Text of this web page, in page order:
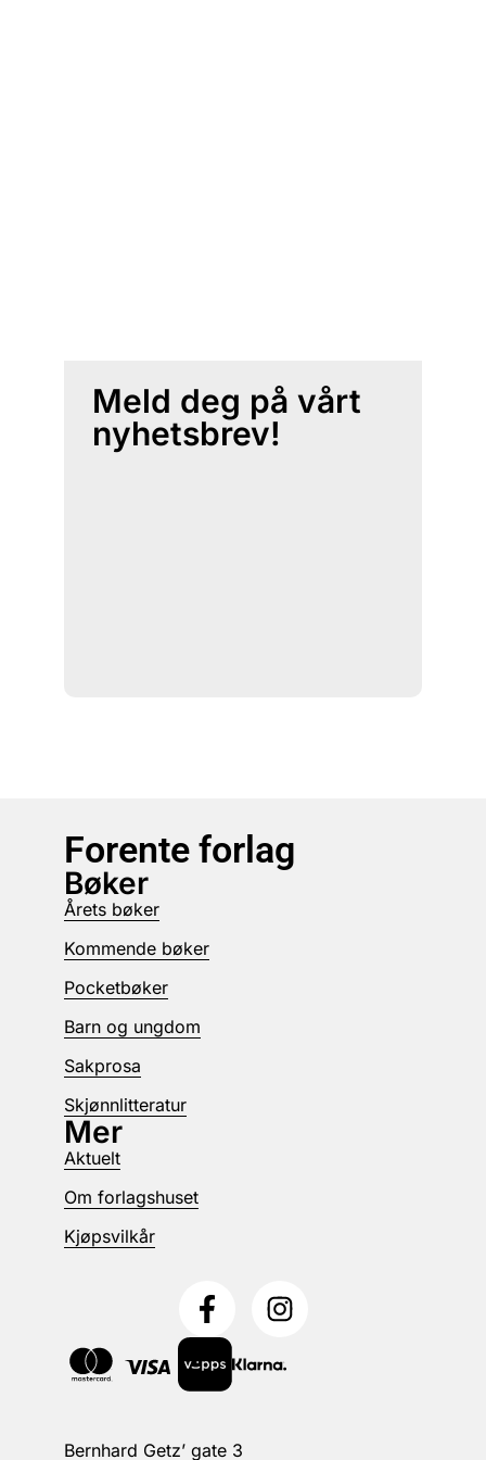
Meld deg på vårt
nyhetsbrev!
Forente forlag
Bernhard Getz’ gate 3
Bøker
Årets bøker
Kommende bøker
Pocketbøker
Barn og ungdom
Sakprosa
Skjønnlitteratur
Mer
Aktuelt
Om forlagshuset
Kjøpsvilkår